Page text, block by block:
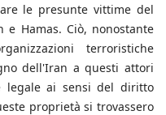
le presunte vittime del
Hamas. Ciò, nonostante
terroristiche
dell'Iran a questi attori
legale ai sensi del diritto
proprietà si trovassero